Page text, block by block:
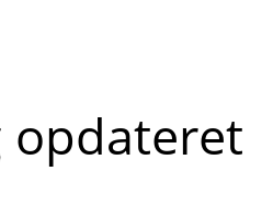
opdateret